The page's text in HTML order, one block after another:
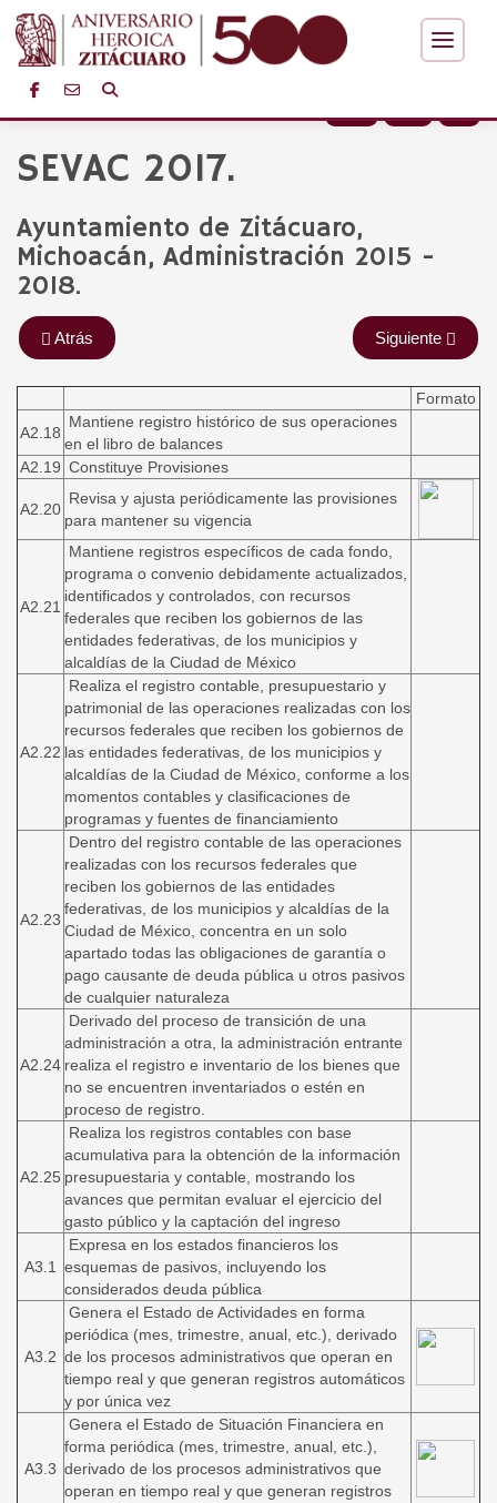
SEVAC 2017.
Ayuntamiento de Zitácuaro,
Michoacán, Administración 2015 -
2018.
Atrás Siguiente
Formato
A2.18
Mantiene registro histórico de sus operaciones
en el libro de balances
A2.19 Constituye Provisiones
A2.20
Revisa y ajusta periódicamente las provisiones
para mantener su vigencia
A2.21
Mantiene registros específicos de cada fondo,
programa o convenio debidamente actualizados,
identificados y controlados, con recursos
federales que reciben los gobiernos de las
entidades federativas, de los municipios y
alcaldías de la Ciudad de México
A2.22
Realiza el registro contable, presupuestario y
patrimonial de las operaciones realizadas con los
recursos federales que reciben los gobiernos de
las entidades federativas, de los municipios y
alcaldías de la Ciudad de México, conforme a los
momentos contables y clasificaciones de
programas y fuentes de financiamiento
A2.23
Dentro del registro contable de las operaciones
realizadas con los recursos federales que
reciben los gobiernos de las entidades
federativas, de los municipios y alcaldías de la
Ciudad de México, concentra en un solo
apartado todas las obligaciones de garantía o
pago causante de deuda pública u otros pasivos
de cualquier naturaleza
A2.24
Derivado del proceso de transición de una
administración a otra, la administración entrante
realiza el registro e inventario de los bienes que
no se encuentren inventariados o estén en
proceso de registro.
A2.25
Realiza los registros contables con base
acumulativa para la obtención de la información
presupuestaria y contable, mostrando los
avances que permitan evaluar el ejercicio del
gasto público y la captación del ingreso
A3.1
Expresa en los estados financieros los
esquemas de pasivos, incluyendo los
considerados deuda pública
A3.2
Genera el Estado de Actividades en forma
periódica (mes, trimestre, anual, etc.), derivado
de los procesos administrativos que operan en
tiempo real y que generan registros automáticos
y por única vez
A3.3
Genera el Estado de Situación Financiera en
forma periódica (mes, trimestre, anual, etc.),
derivado de los procesos administrativos que
operan en tiempo real y que generan registros